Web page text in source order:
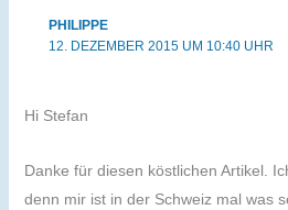
PHILIPPE
12. DEZEMBER 2015 UM 10:40 UHR
Hi Stefan
Danke für diesen köstlichen Artikel.
denn mir ist in der Schweiz mal was